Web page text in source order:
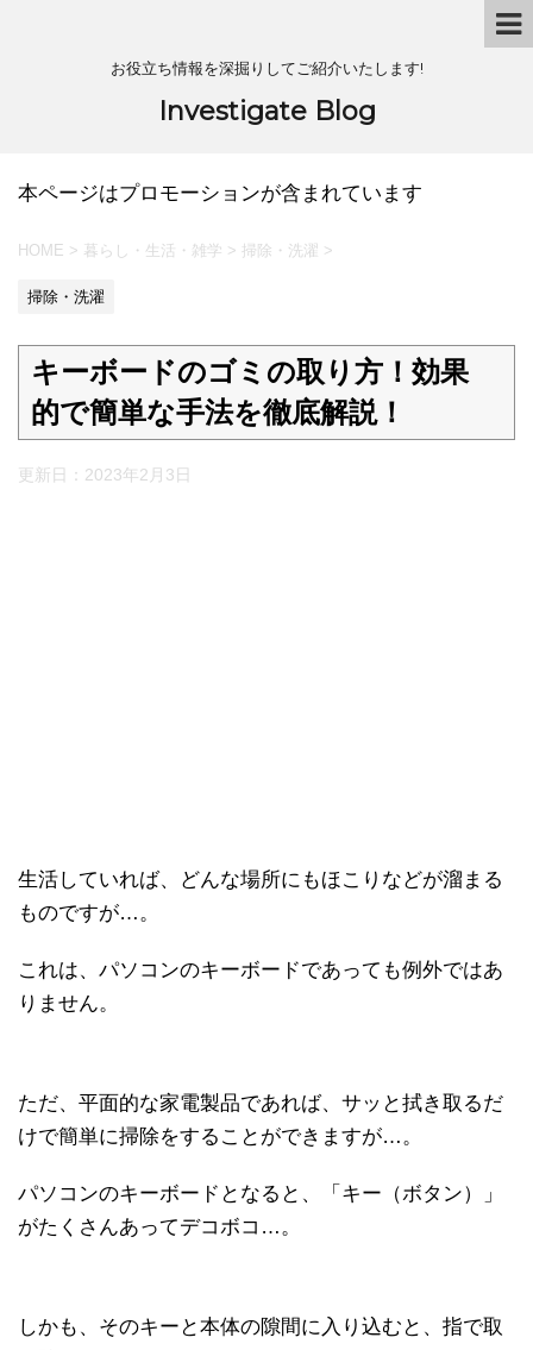
お役立ち情報を深掘りしてご紹介いたします!
Investigate Blog
本ページはプロモーションが含まれています
HOME > 暮らし・生活・雑学 > 掃除・洗濯 >
掃除・洗濯
キーボードのゴミの取り方！効果
的で簡単な手法を徹底解説！
更新日： 2023年2月3日
生活していれば、どんな場所にもほこりなどが溜まる
ものですが…。
これは、パソコンのキーボードであっても例外ではあ
りません。
ただ、平面的な家電製品であれば、サッと拭き取るだ
けで簡単に掃除をすることができますが…。
パソコンのキーボードとなると、「キー（ボタン）」
がたくさんあってデコボコ…。
しかも、そのキーと本体の隙間に入り込むと、指で取